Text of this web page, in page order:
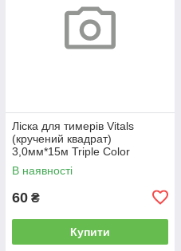
Ліска для тимерів Vitals
(кручений квадрат)
3,0мм*15м Triple Color
В наявності
60 ₴
Купити